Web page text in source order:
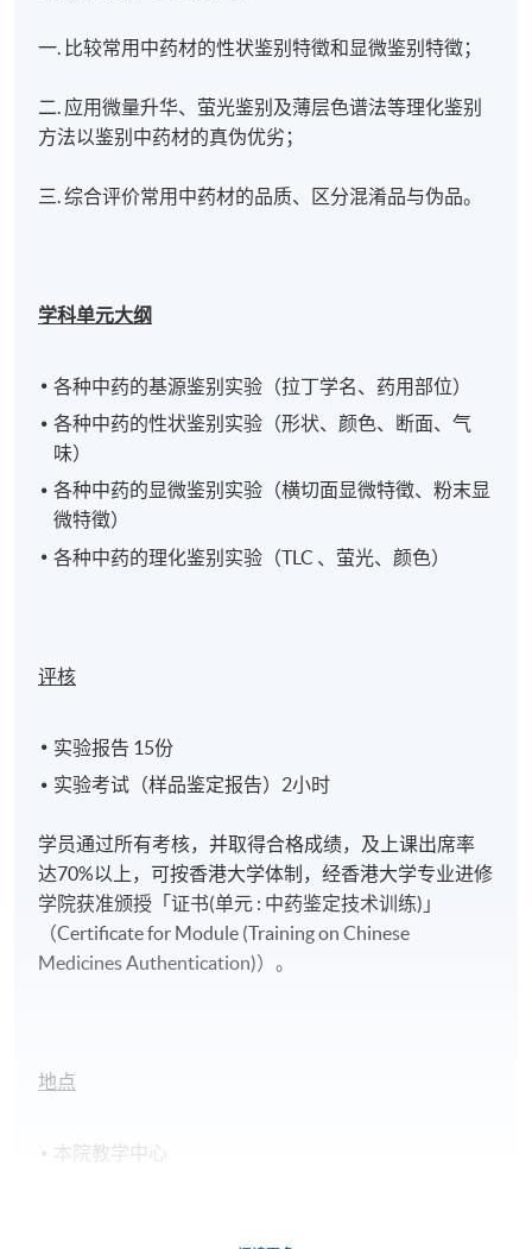
一. 比较常用中药材的性状鉴别特徵和显微鉴别特徵；
二. 应用微量升华、萤光鉴别及薄层色谱法等理化鉴别
方法以鉴别中药材的真伪优劣；
三. 综合评价常用中药材的品质、区分混淆品与伪品。
学科单元大纲
各种中药的基源鉴别实验（拉丁学名、药用部位）
各种中药的性状鉴别实验（形状、颜色、断面、气
味）
各种中药的显微鉴别实验（横切面显微特徵、粉末显
微特徵）
各种中药的理化鉴别实验（TLC 、萤光、颜色）
评核
实验报告 15份
实验考试（样品鉴定报告）2小时
学员通过所有考核，并取得合格成绩，及上课出席率
达70%以上，可按香港大学体制，经香港大学专业进修
学院获准颁授「证书(单元 : 中药鉴定技术训练)」
（Certificate for Module (Training on Chinese
Medicines Authentication)）。
地点
本院教学中心